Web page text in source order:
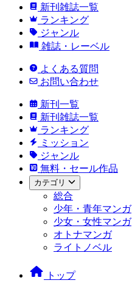
新刊雑誌一覧
ランキング
ジャンル
雑誌・レーベル
よくある質問
お問い合わせ
新刊一覧
新刊雑誌一覧
ランキング
ミッション
ジャンル
無料・セール作品
カテゴリ
総合
少年・青年マンガ
少女・女性マンガ
オトナマンガ
ライトノベル
トップ